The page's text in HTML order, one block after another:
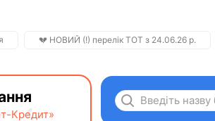
💔 НОВИЙ (!) перелік ТОТ з 24.06.26 р.
Кредит»